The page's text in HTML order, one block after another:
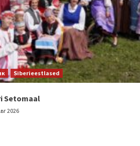
Siberieestlased
Setomaal
2026